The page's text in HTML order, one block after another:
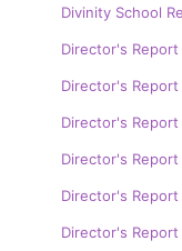
Divinity School
Director's
Director's
Director's
Director's
Director's
Director's